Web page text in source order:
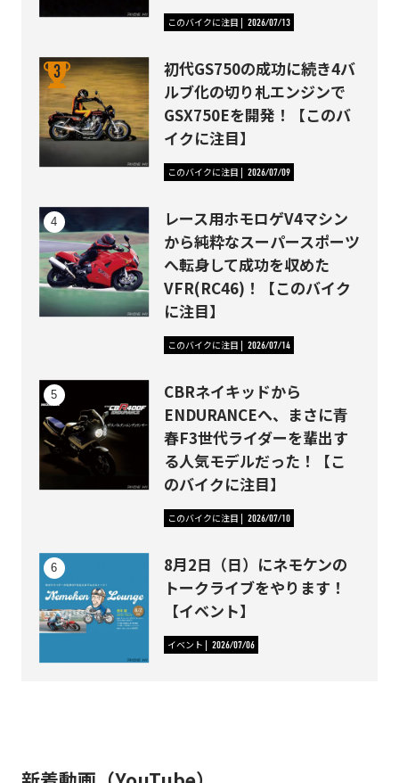
このバイクに注目 2026/07/13
初代GS750の成功に続き4バ
ルブ化の切り札エンジンで
GSX750Eを開発！【このバ
イクに注目】
このバイクに注目 2026/07/09
レース用ホモロゲV4マシン
から純粋なスーパースポーツ
へ転身して成功を収めた
VFR(RC46)！【このバイク
に注目】
このバイクに注目 2026/07/14
CBRネイキッドから
ENDURANCEへ、まさに青
春F3世代ライダーを輩出す
る人気モデルだった！【こ
のバイクに注目】
このバイクに注目 2026/07/10
8月2日（日）にネモケンの
トークライブをやります！
【イベント】
イベント 2026/07/06